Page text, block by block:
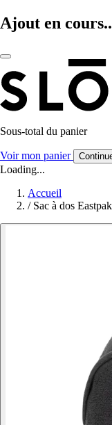
Ajout en
Sous-total du panier
Voir mon panier
Loading...
Accueil
/ Sac à dos